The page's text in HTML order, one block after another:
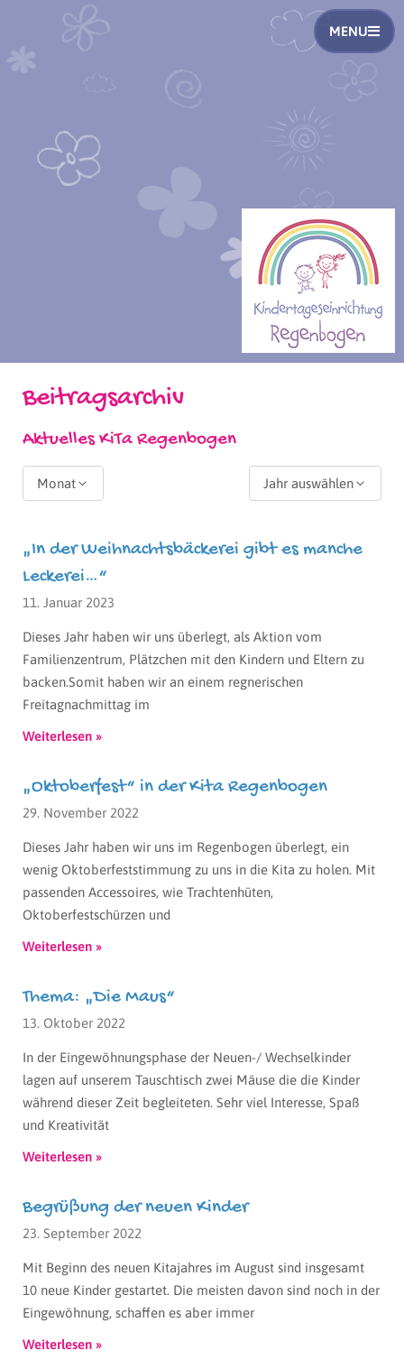
MENU
Beitragsarchiv
Aktuelles KiTa Regenbogen
Monat Jahr auswählen
„In der Weihnachtsbäckerei gibt es manche
Leckerei…“
11. Januar 2023
Dieses Jahr haben wir uns überlegt, als Aktion vom
Familienzentrum, Plätzchen mit den Kindern und Eltern zu
backen.Somit haben wir an einem regnerischen
Freitagnachmittag im
Weiterlesen »
„Oktoberfest“ in der Kita Regenbogen
29. November 2022
Dieses Jahr haben wir uns im Regenbogen überlegt, ein
wenig Oktoberfeststimmung zu uns in die Kita zu holen. Mit
passenden Accessoires, wie Trachtenhüten,
Oktoberfestschürzen und
Weiterlesen »
Thema: „Die Maus“
13. Oktober 2022
In der Eingewöhnungsphase der Neuen-/ Wechselkinder
lagen auf unserem Tauschtisch zwei Mäuse die die Kinder
während dieser Zeit begleiteten. Sehr viel Interesse, Spaß
und Kreativität
Weiterlesen »
Begrüßung der neuen Kinder
23. September 2022
Mit Beginn des neuen Kitajahres im August sind insgesamt
10 neue Kinder gestartet. Die meisten davon sind noch in der
Eingewöhnung, schaffen es aber immer
Weiterlesen »